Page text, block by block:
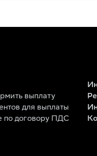
выплату
для выплаты
по договору ПДС